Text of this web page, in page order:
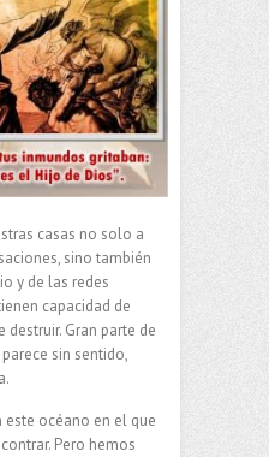
casas no solo a
sino también
y de las redes
capacidad de
destruir. Gran parte de
sin sentido,
océano en el que
Pero hemos